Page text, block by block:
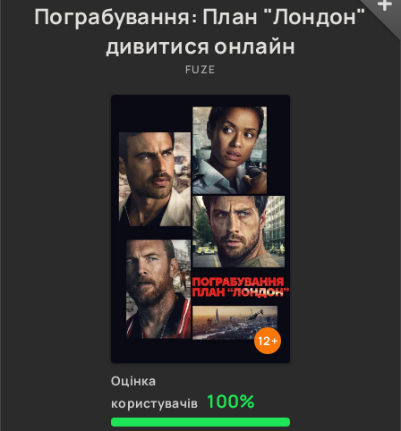
Пограбування: План "Лондон"
дивитися онлайн
FUZE
12+
Оцінка
користувачів 100%